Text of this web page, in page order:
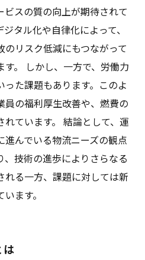
ビスの質の向上が期待されて
タル化や自律化によって、
のリスク低減にもつながって
。 しかし、一方で、労働力
た課題もあります。このよ
員の福利厚生改善や、燃費の
ています。 結論として、運
んでいる物流ニーズの観点
、技術の進歩によりさらなる
れる一方、課題に対しては新
ます。
は